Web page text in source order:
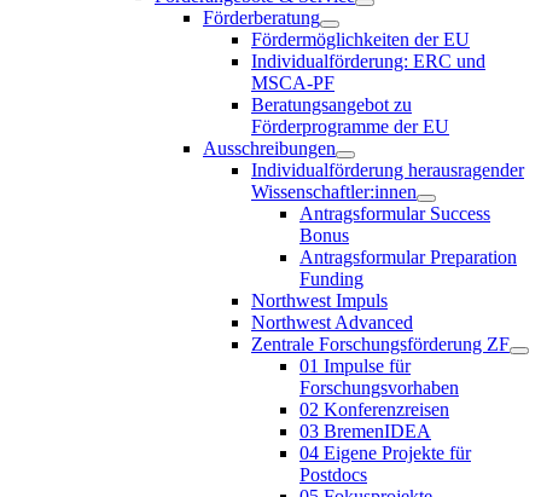
Förderberatung
Fördermöglichkeiten der EU
Individualförderung: ERC und
MSCA-PF
Beratungsangebot zu
Förderprogramme der EU
Ausschreibungen
Individualförderung herausragender
Wissenschaftler:innen
Antragsformular Success
Bonus
Antragsformular Preparation
Funding
Northwest Impuls
Northwest Advanced
Zentrale Forschungsförderung ZF
01 Impulse für
Forschungsvorhaben
02 Konferenzreisen
03 BremenIDEA
04 Eigene Projekte für
Postdocs